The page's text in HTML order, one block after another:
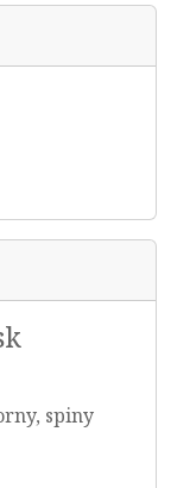
spiny